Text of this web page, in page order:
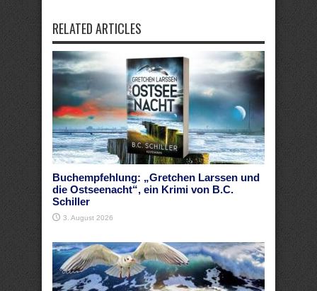
RELATED ARTICLES
Buchempfehlung: „Gretchen Larssen und
die Ostseenacht“, ein Krimi von B.C.
Schiller
3. August 2026